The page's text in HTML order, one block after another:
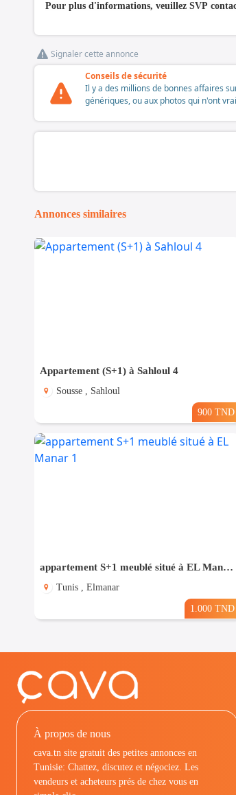
Pour plus d'informations, veuillez SVP
Signaler cette annonce
Conseils de sécurité
Il y a des millions de bonnes affaires
génériques, ou aux photos qui n'ont
Annonces similaires
Appartement (S+1) à Sahloul 4
Sousse , Sahloul
900 TND
appartement S+1 meublé situé à EL Manar 1
Tunis , Elmanar
1.000 TND
À propos de nous
cava.tn site gratuit des petites annonces en
Tunisie: Chattez, discutez et négociez. Les
vendeurs et acheteurs prés de chez vous en